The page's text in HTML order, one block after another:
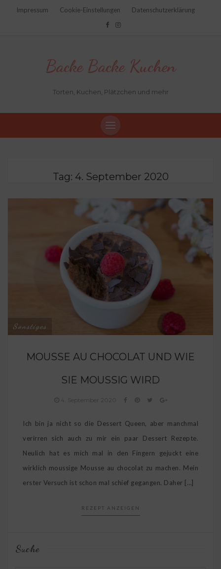
Impressum Cookie-Einstellungen Datenschutzerklärung
Backe Backe Kuchen
Torten, Kuchen, Plätzchen und mehr
Tag: 4. September 2020
Sonstiges
MOUSSE AU CHOCOLAT UND WIE
SIE MOUSSIG WIRD
4. September 2020
Ich bin ja nicht so die Dessert Queen, aber manchmal
verirren sich auch zu mir ein paar Dessert Rezepte.
Neulich hat es mich mal in den Fingern gejuckt eine
wirklich moussige Mousse au chocolat zu machen. Mein
erster Versuch ist schon mal schief gegangen. Daher […]
REZEPT ANZEIGEN
Suche